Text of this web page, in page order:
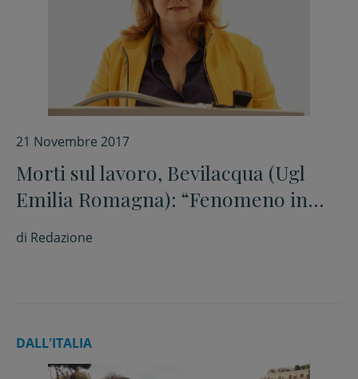
21 Novembre 2017
Morti sul lavoro, Bevilacqua (Ugl
Emilia Romagna): “Fenomeno in
aumento”
di Redazione
DALL'ITALIA